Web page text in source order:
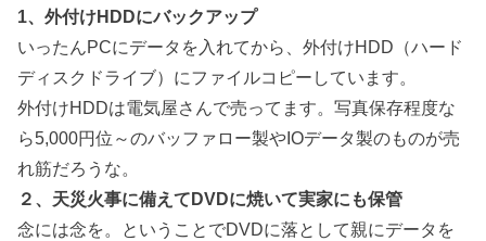
1、外付けHDDにバックアップ
いったんPCにデータを入れてから、外付けHDD（ハード
ディスクドライブ）にファイルコピーしています。
外付けHDDは電気屋さんで売ってます。写真保存程度な
ら5,000円位～のバッファロー製やIOデータ製のものが売
れ筋だろうな。
２、天災火事に備えてDVDに焼いて実家にも保管
念には念を。ということでDVDに落として親にデータを